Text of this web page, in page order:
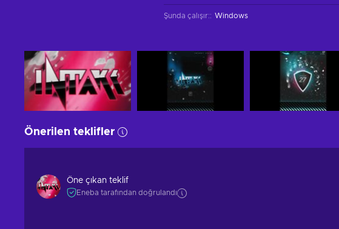
Şunda çalışır:: Windows
Önerilen teklifler
Öne çıkan teklif
Eneba tarafından doğrulandı